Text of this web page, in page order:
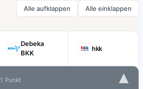
Alle aufklappen Alle einklappen
Debeka
BKK
hkk
1 Punkt ▾